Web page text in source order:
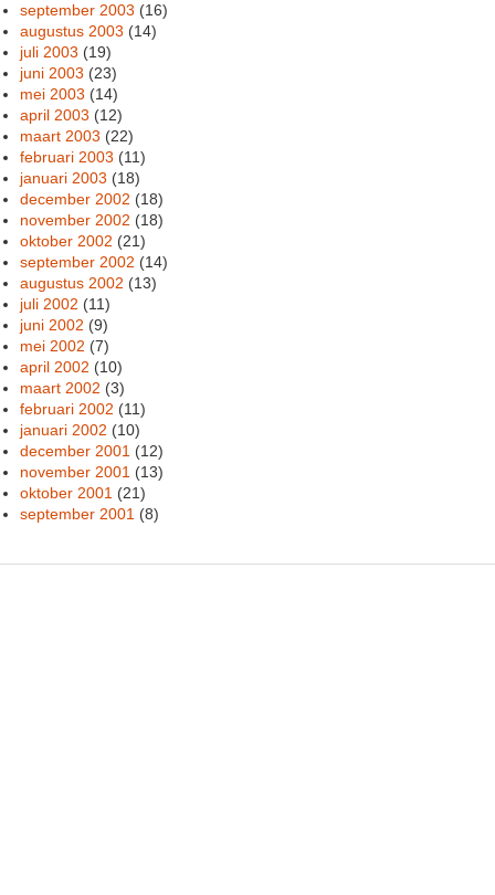
september 2003 (16)
augustus 2003 (14)
juli 2003 (19)
juni 2003 (23)
mei 2003 (14)
april 2003 (12)
maart 2003 (22)
februari 2003 (11)
januari 2003 (18)
december 2002 (18)
november 2002 (18)
oktober 2002 (21)
september 2002 (14)
augustus 2002 (13)
juli 2002 (11)
juni 2002 (9)
mei 2002 (7)
april 2002 (10)
maart 2002 (3)
februari 2002 (11)
januari 2002 (10)
december 2001 (12)
november 2001 (13)
oktober 2001 (21)
september 2001 (8)